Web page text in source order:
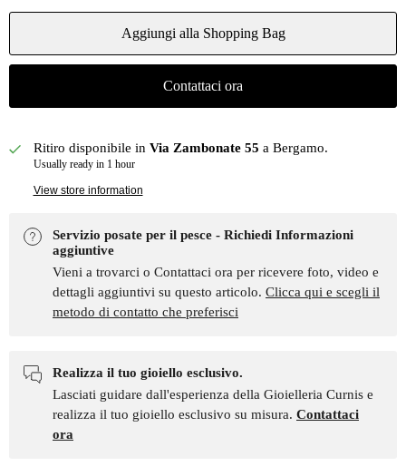
Aggiungi alla Shopping Bag
Contattaci ora
Ritiro disponibile in Via Zambonate 55 a Bergamo.
Usually ready in 1 hour
View store information
Servizio posate per il pesce - Richiedi Informazioni
aggiuntive
Vieni a trovarci o Contattaci ora per ricevere foto, video e
dettagli aggiuntivi su questo articolo. Clicca qui e scegli il
metodo di contatto che preferisci
Realizza il tuo gioiello esclusivo.
Lasciati guidare dall'esperienza della Gioielleria Curnis e
realizza il tuo gioiello esclusivo su misura. Contattaci
ora